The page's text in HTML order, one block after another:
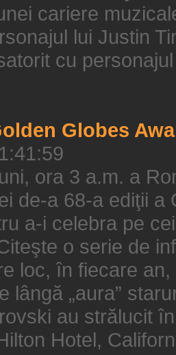
cariere
lui Justin
cu
Globes
ora 3 a.m. a
de-a 68-a ediţii
a-i celebra pe
o serie de
loc, în fiecare
lângă „aura”
au strălucit
Hotel,